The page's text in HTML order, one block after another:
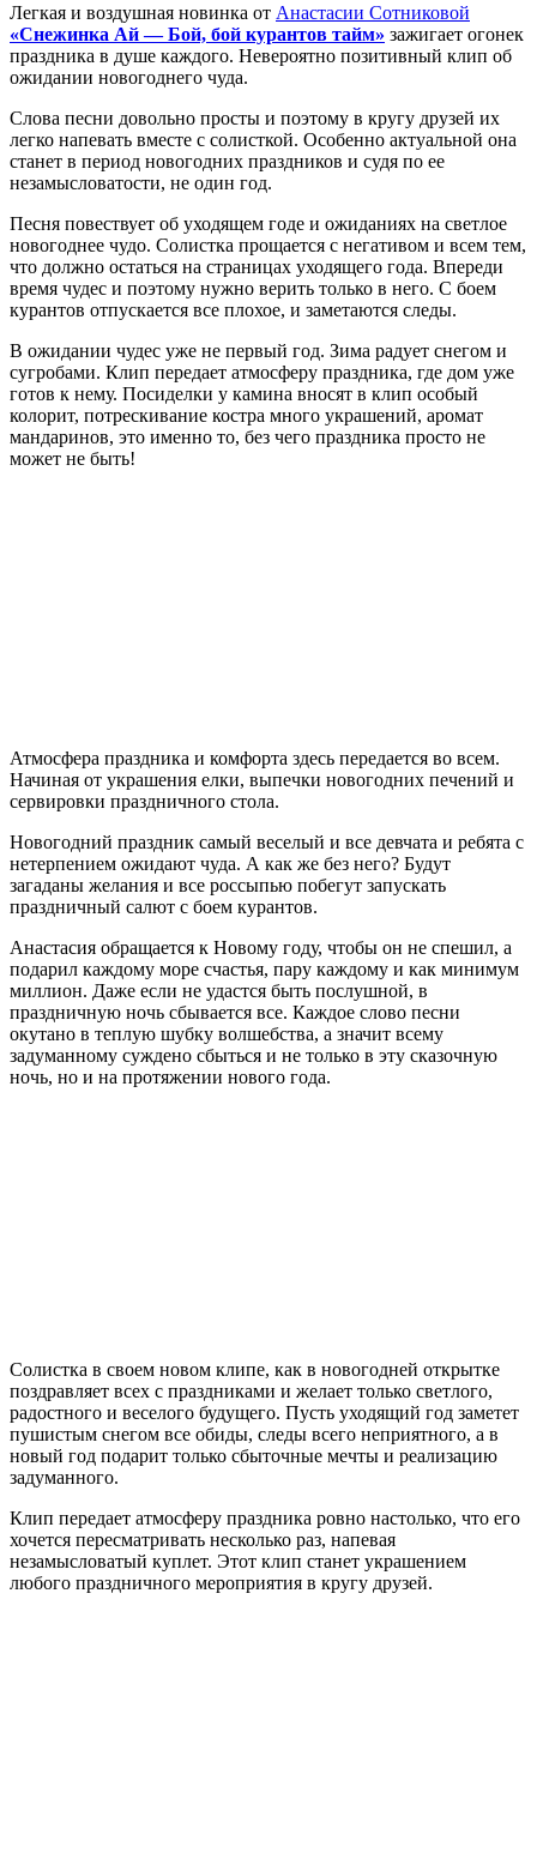
Легкая и воздушная новинка от Анастасии Сотниковой
«Снежинка Ай — Бой, бой курантов тайм» зажигает огонек
праздника в душе каждого. Невероятно позитивный клип об
ожидании новогоднего чуда.
Слова песни довольно просты и поэтому в кругу друзей их
легко напевать вместе с солисткой. Особенно актуальной она
станет в период новогодних праздников и судя по ее
незамысловатости, не один год.
Песня повествует об уходящем годе и ожиданиях на светлое
новогоднее чудо. Солистка прощается с негативом и всем тем,
что должно остаться на страницах уходящего года. Впереди
время чудес и поэтому нужно верить только в него. С боем
курантов отпускается все плохое, и заметаются следы.
В ожидании чудес уже не первый год. Зима радует снегом и
сугробами. Клип передает атмосферу праздника, где дом уже
готов к нему. Посиделки у камина вносят в клип особый
колорит, потрескивание костра много украшений, аромат
мандаринов, это именно то, без чего праздника просто не
может не быть!
Атмосфера праздника и комфорта здесь передается во всем.
Начиная от украшения елки, выпечки новогодних печений и
сервировки праздничного стола.
Новогодний праздник самый веселый и все девчата и ребята с
нетерпением ожидают чуда. А как же без него? Будут
загаданы желания и все россыпью побегут запускать
праздничный салют с боем курантов.
Анастасия обращается к Новому году, чтобы он не спешил, а
подарил каждому море счастья, пару каждому и как минимум
миллион. Даже если не удастся быть послушной, в
праздничную ночь сбывается все. Каждое слово песни
окутано в теплую шубку волшебства, а значит всему
задуманному суждено сбыться и не только в эту сказочную
ночь, но и на протяжении нового года.
Солистка в своем новом клипе, как в новогодней открытке
поздравляет всех с праздниками и желает только светлого,
радостного и веселого будущего. Пусть уходящий год заметет
пушистым снегом все обиды, следы всего неприятного, а в
новый год подарит только сбыточные мечты и реализацию
задуманного.
Клип передает атмосферу праздника ровно настолько, что его
хочется пересматривать несколько раз, напевая
незамысловатый куплет. Этот клип станет украшением
любого праздничного мероприятия в кругу друзей.